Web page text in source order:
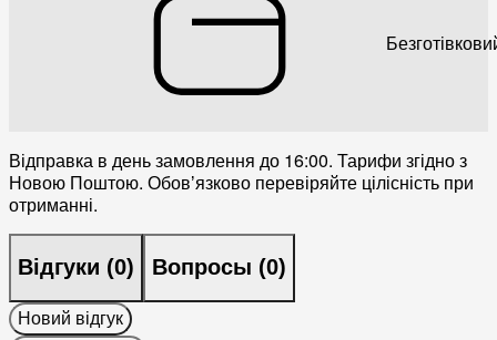
Відправка в день замовлення до 16:00. Тарифи згідно з
Новою Поштою. Обовʼязково перевіряйте цілісність при
отриманні.
Відгуки (0) Вопросы (0)
Новий відгук